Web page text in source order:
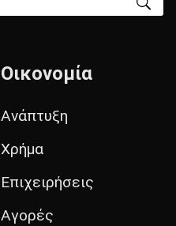
Οικονομία
Ανάπτυξη
Χρήμα
Επιχειρήσεις
Αγορές